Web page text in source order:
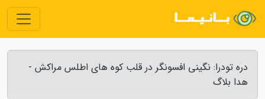
دره تودرا: نگینی افسونگر در قلب کوه های اطلس مراکش -
هدا بلاگ